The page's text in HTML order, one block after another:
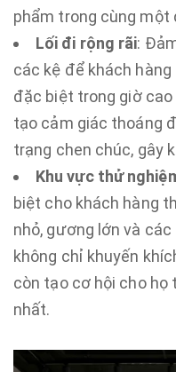
phẩm trong cùng một
Lối đi rộng rãi:
các kệ để khách
đặc biệt trong giờ
tạo cảm giác thoáng
trạng chen chúc, gây
Khu vực thử
biệt cho khách hàng
nhỏ, gương lớn và
không chỉ khuyến
còn tạo cơ hội cho họ
nhất.